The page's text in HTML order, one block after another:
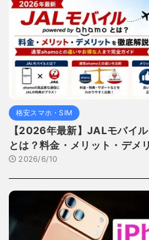
格安スマホ・SIM
【2026年最新】JALモバイ
とは？料金・メリット・デメ
2026/6/10